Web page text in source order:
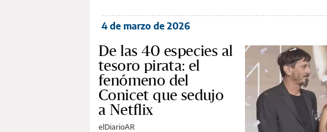
4 de marzo de 2026
De las 40 especies al
tesoro pirata: el
fenómeno del
Conicet que sedujo
a Netflix
elDiarioAR